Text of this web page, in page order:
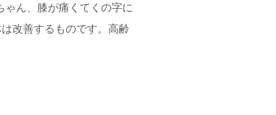
ん、膝が痛くてくの字に
改善するものです。高齢